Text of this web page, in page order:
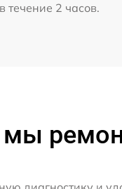
в течение 2 часов.
мы